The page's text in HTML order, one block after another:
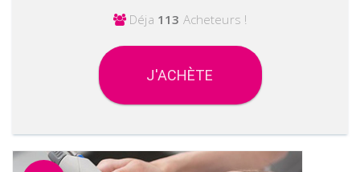
Déja 113 Acheteurs !
J'ACHÈTE